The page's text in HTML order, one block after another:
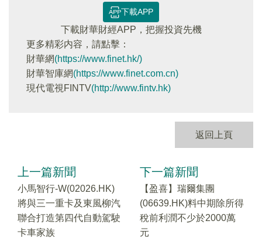
下載APP
下載財華財經APP，把握投資先機
更多精彩内容，請點擊：
財華網(https://www.finet.hk/)
財華智庫網(https://www.finet.com.cn)
現代電視FINTV(http://www.fintv.hk)
返回上頁
上一篇新聞
小馬智行-W(02026.HK)
將與三一重卡及東風柳汽
聯合打造第四代自動駕駛
卡車家族
下一篇新聞
【盈喜】瑞爾集團
(06639.HK)料中期除所得
稅前利潤不少於2000萬
元